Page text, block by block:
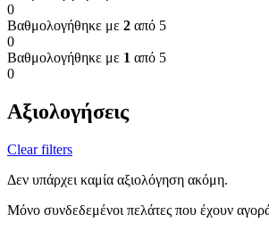
0
Βαθμολογήθηκε με 2 από 5
0
Βαθμολογήθηκε με 1 από 5
0
Αξιολογήσεις
Clear filters
Δεν υπάρχει καμία αξιολόγηση ακόμη.
Μόνο συνδεδεμένοι πελάτες που έχουν